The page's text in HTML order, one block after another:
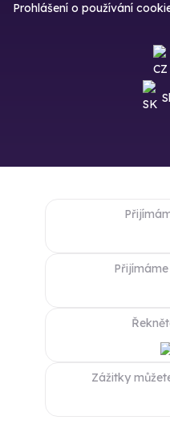
Prohlášení o používání
Zážitky